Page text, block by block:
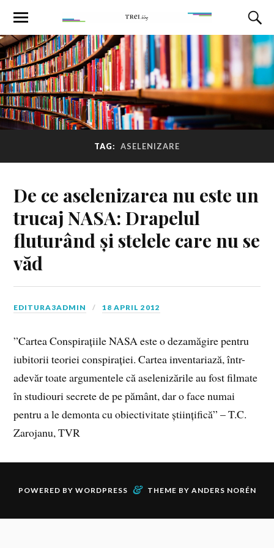
TAG: ASELENIZARE
De ce aselenizarea nu este un
trucaj NASA: Drapelul
fluturând și stelele care nu se
văd
EDITURA3ADMIN 18 APRIL 2012
”Cartea Conspirațiile NASA este o dezamăgire pentru
iubitorii teoriei conspirației. Cartea inventariază, într-
adevăr toate argumentele că aselenizările au fost filmate
în studiouri secrete de pe pământ, dar o face numai
pentru a le demonta cu obiectivitate științifică” – T.C.
Zarojanu, TVR
POWERED BY WORDPRESS & THEME BY ANDERS NORÉN